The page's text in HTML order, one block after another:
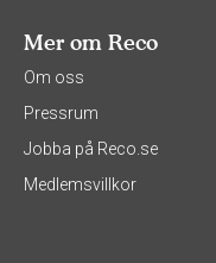
Mer om Reco
Om oss
Pressrum
Jobba på Reco.se
Medlemsvillkor